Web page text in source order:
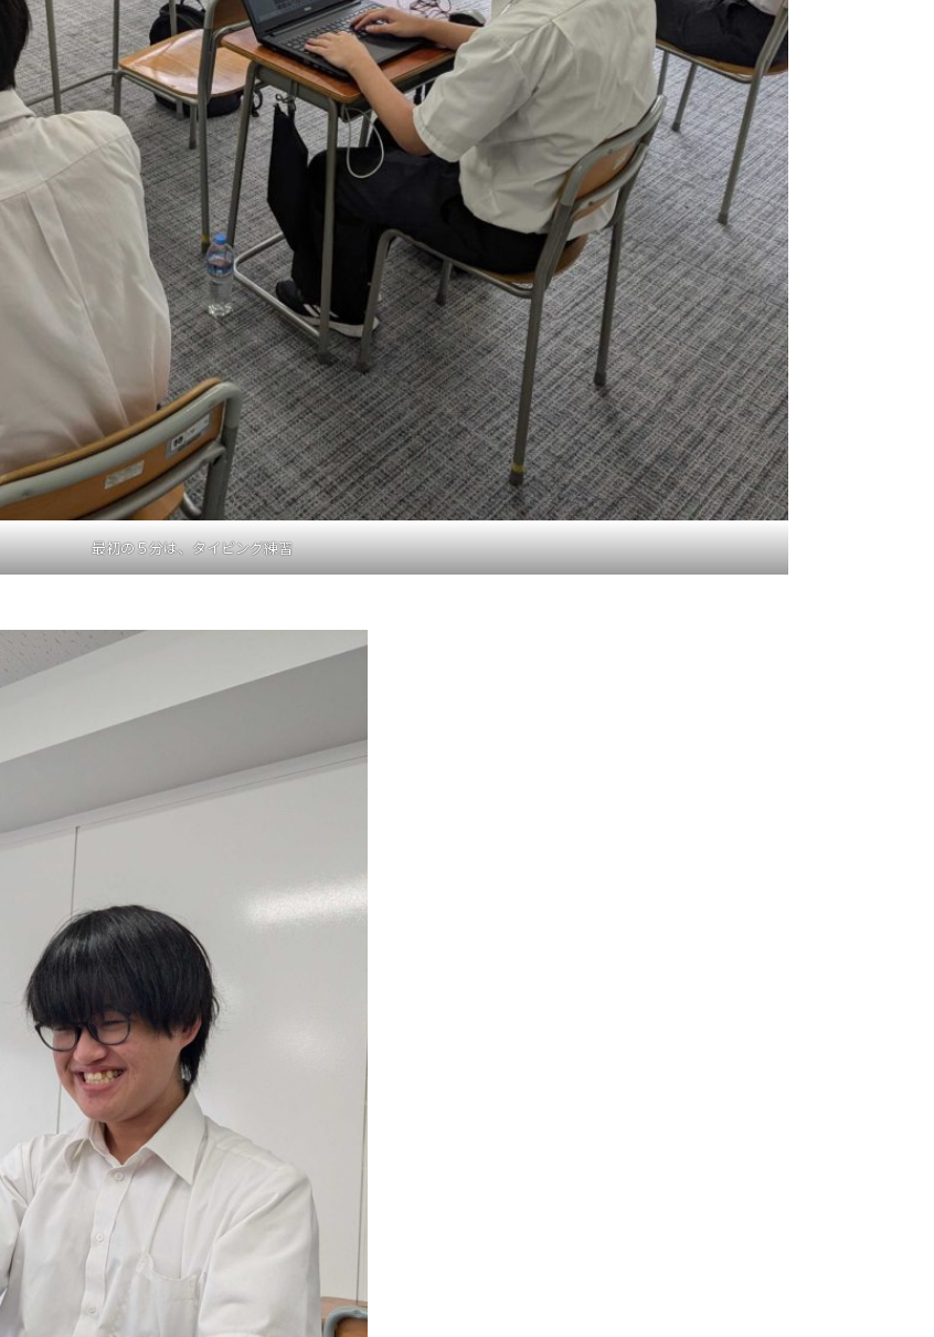
最初の５分は、タイピング練習